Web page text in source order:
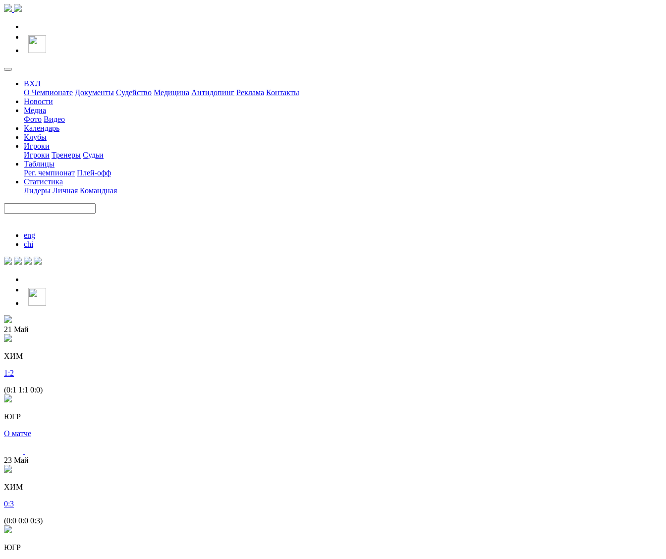
ВХЛ
О Чемпионате Документы Судейство Медицина Антидопинг Реклама Контакты
Новости
Медиа
Фото Видео
Календарь
Клубы
Игроки
Игроки Тренеры Судьи
Таблицы
Рег. чемпионат Плей-офф
Статистика
Лидеры Личная Командная
eng
chi
21 Май
ХИМ
1 :2
(0:1 1:1 0:0)
ЮГР
О матче
23 Май
ХИМ
0:3
(0:0 0:0 0:3)
ЮГР